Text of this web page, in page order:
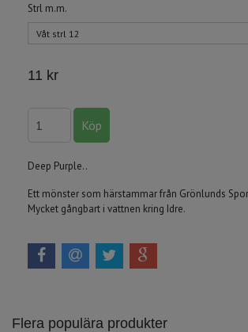
Strl m.m.
Våt strl 12
11 kr
Deep Purple..
Ett mönster som härstammar från Grönlunds
Mycket gångbart i vattnen kring Idre.
Flera populära produkter